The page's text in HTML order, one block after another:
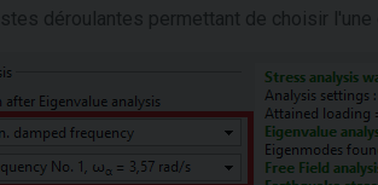
déroulantes permettant de choisir l'une